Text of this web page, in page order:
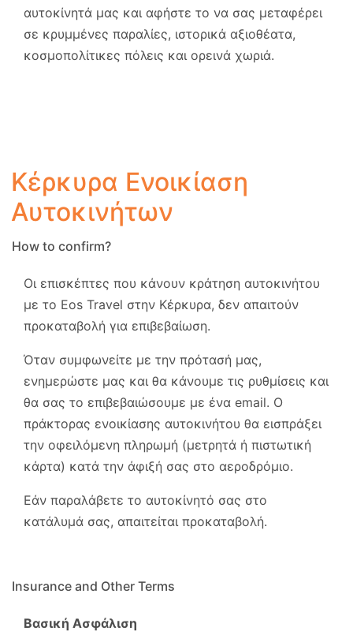
αυτοκίνητά μας και αφήστε το να σας μεταφέρει
σε κρυμμένες παραλίες, ιστορικά αξιοθέατα,
κοσμοπολίτικες πόλεις και ορεινά χωριά.
Κέρκυρα Ενοικίαση
Αυτοκινήτων
How to confirm?
Οι επισκέπτες που κάνουν κράτηση αυτοκινήτου
με το Eos Travel στην Κέρκυρα, δεν απαιτούν
προκαταβολή για επιβεβαίωση.
Όταν συμφωνείτε με την πρότασή μας,
ενημερώστε μας και θα κάνουμε τις ρυθμίσεις και
θα σας το επιβεβαιώσουμε με ένα email. Ο
πράκτορας ενοικίασης αυτοκινήτου θα εισπράξει
την οφειλόμενη πληρωμή (μετρητά ή πιστωτική
κάρτα) κατά την άφιξή σας στο αεροδρόμιο.
Εάν παραλάβετε το αυτοκίνητό σας στο
κατάλυμά σας, απαιτείται προκαταβολή.
Insurance and Other Terms
Βασική Ασφάλιση